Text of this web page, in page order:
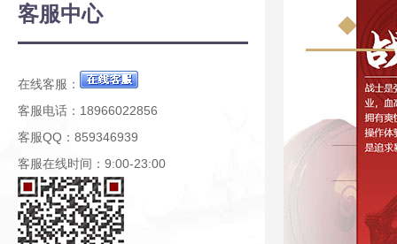
客服中心
在线客服：
客服电话：18966022856
客服QQ：859346939
客服在线时间：9:00-23:00